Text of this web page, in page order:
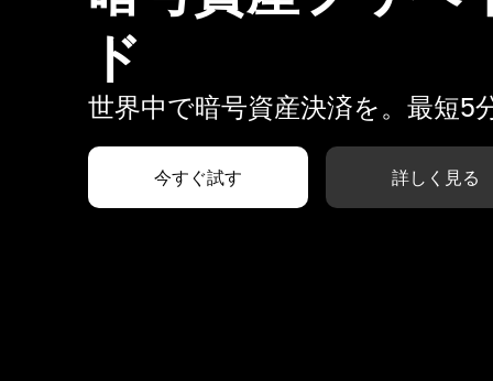
ド
世界中で暗号資産決済を。最短5
今すぐ試す 詳しく見る